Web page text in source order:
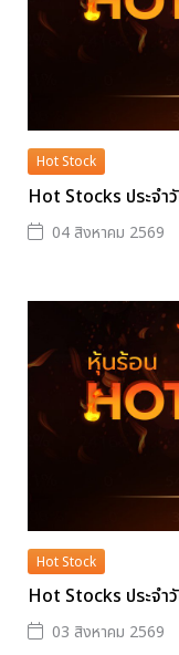
Hot Stock
Hot Stocks ประจำ
04 สิงหาคม 2569
Hot Stock
Hot Stocks ประจำ
03 สิงหาคม 2569